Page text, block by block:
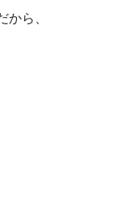
から、